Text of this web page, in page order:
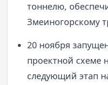
тоннелю,
Змеиногорскому
20 ноября
проектной схеме
следующий этап